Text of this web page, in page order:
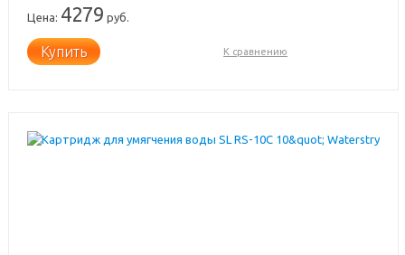
Цена: 4279 руб.
Купить К сравнению